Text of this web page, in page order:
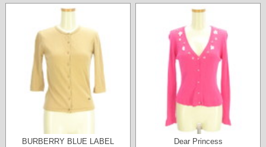
BURBERRY BLUE LABEL Dear Princess